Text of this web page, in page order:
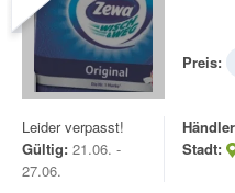
Preis:
Leider verpasst!
Gültig: 21.06. -
27.06.
Stadt: